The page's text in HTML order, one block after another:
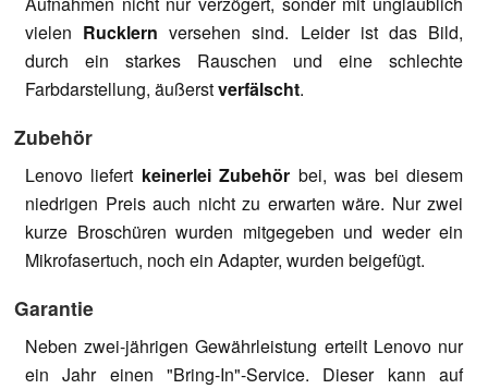
vielen Rucklern versehen sind. Leider ist das Bild,
durch ein starkes Rauschen und eine schlechte
Farbdarstellung, äußerstverfälscht.
Zubehör
Lenovo liefert keinerlei Zubehör bei, was bei diesem
niedrigen Preis auch nicht zu erwarten wäre. Nur zwei
kurze Broschüren wurden mitgegeben und weder ein
Mikrofasertuch, noch ein Adapter, wurden beigefügt.
Garantie
Neben zwei-jährigen Gewährleistung erteilt Lenovo nur
ein Jahr einen "Bring-In"-Service. Dieser kann auf